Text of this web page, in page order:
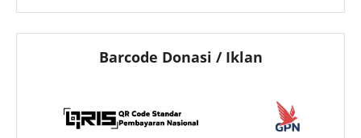
Barcode Donasi / Iklan